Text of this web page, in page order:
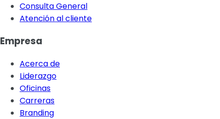
Consulta General
Atención al cliente
Empresa
Acerca de
Liderazgo
Oficinas
Carreras
Branding